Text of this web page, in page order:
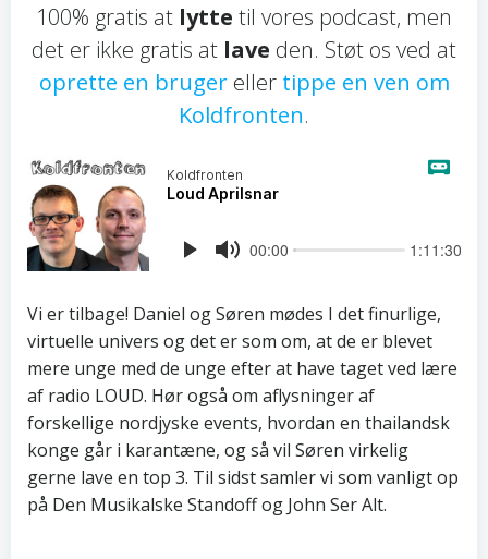
100% gratis at lytte til vores podcast, men
det er ikke gratis at lave den. Støt os ved at
oprette en brugereller tippe en ven om
Koldfronten.
Vi er tilbage! Daniel og Søren mødes I det finurlige,
virtuelle univers og det er som om, at de er blevet
mere unge med de unge efter at have taget ved lære
af radio LOUD. Hør også om aflysninger af
forskellige nordjyske events, hvordan en thailandsk
konge går i karantæne, og så vil Søren virkelig
gerne lave en top 3. Til sidst samler vi som vanligt op
på Den Musikalske Standoff og John Ser Alt.